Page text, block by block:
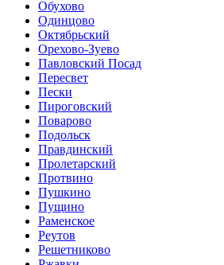
Обухово
Одинцово
Октябрьский
Орехово-Зуево
Павловский Посад
Пересвет
Пески
Пироговский
Поварово
Подольск
Правдинский
Пролетарский
Протвино
Пушкино
Пущино
Раменское
Реутов
Решетниково